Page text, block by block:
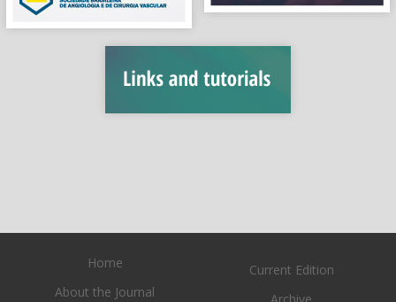
Home
About the Journal
Current Edition